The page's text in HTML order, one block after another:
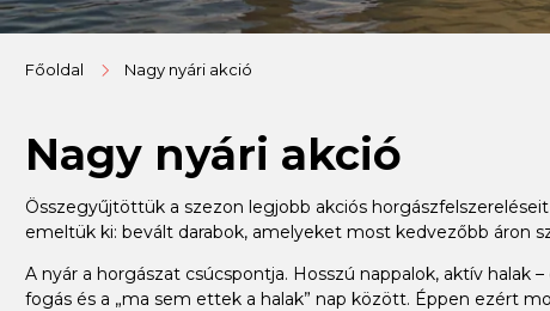
Főoldal Nagy nyári akció
Nagy nyári akció
Összegyűjtöttük a szezon legjobb akciós
emeltük ki: bevált darabok, amelyeket most kedvezőbb áron
A nyár a horgászat csúcspontja. Hosszú nappalok, aktív halak
fogás és a „ma sem ettek a halak” nap között. Éppen ezért